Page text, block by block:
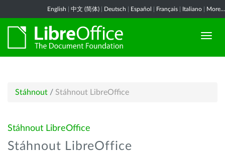
English 中文 (简体) Deutsch Español Français Italiano More...
Stáhnout / Stáhnout LibreOffice
Stáhnout LibreOffice
Stáhnout LibreOffice